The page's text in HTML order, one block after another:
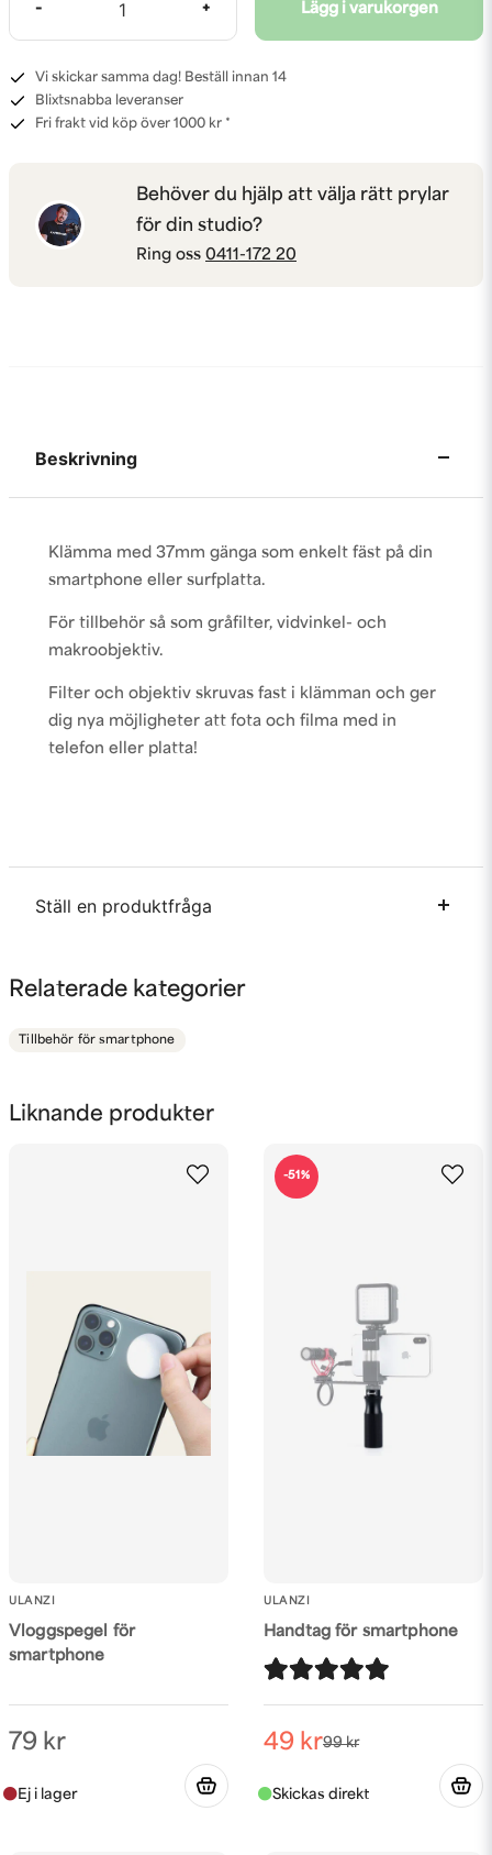
- + Lägg i varukorgen
Vi skickar samma dag! Beställ innan 14
Blixtsnabba leveranser
Fri frakt vid köp över 1000 kr *
Behöver du hjälp att välja rätt prylar
för din studio?
Ring oss 0411-172 20
Liknande produkter
ULANZI
Vloggspegel för
smartphone
79 kr
ULANZI
Handtag för smartphone
99 kr
49 kr
-51%
Beskrivning
Klämma med 37mm gänga som enkelt fäst på din
smartphone eller surfplatta.
För tillbehör så som gråfilter, vidvinkel- och
makroobjektiv.
Filter och objektiv skruvas fast i klämman och ger
dig nya möjligheter att fota och filma med in
telefon eller platta!
Ställ en produktfråga
Fråga oss något om denna produkten...
Relaterade kategorier
Tillbehör för smartphone